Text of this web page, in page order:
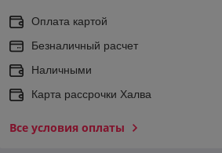
Оплата картой
Безналичный расчет
Наличными
Карта рассрочки Халва
Все условия оплаты